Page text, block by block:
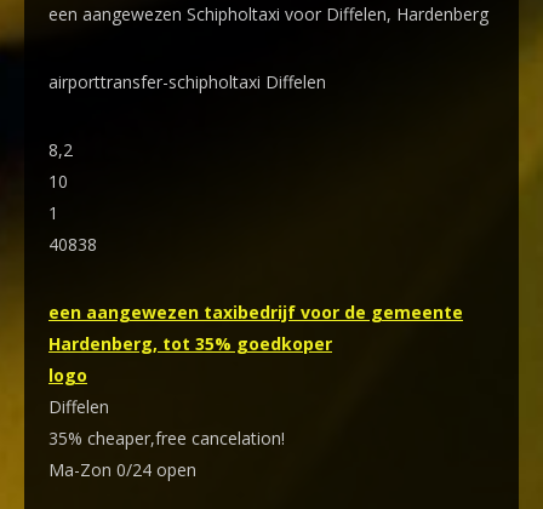
een aangewezen Schipholtaxi voor Diffelen, Hardenberg
airporttransfer-schipholtaxi Diffelen
8,2
10
1
40838
een aangewezen taxibedrijf voor de gemeente
Hardenberg, tot 35% goedkoper
logo
Diffelen
35% cheaper,free cancelation!
Ma-Zon 0/24 open